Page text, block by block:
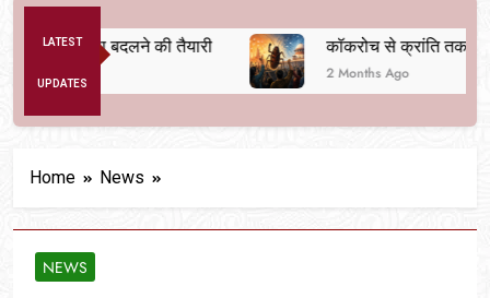
LATEST
UPDATES
व्यवस्था बदलने की तैयारी कॉकरोच से क्रांति तक
2 Months Ago
Home News
NEWS